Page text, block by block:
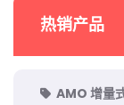
热销产品
AMO 增量